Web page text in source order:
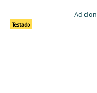
Testado